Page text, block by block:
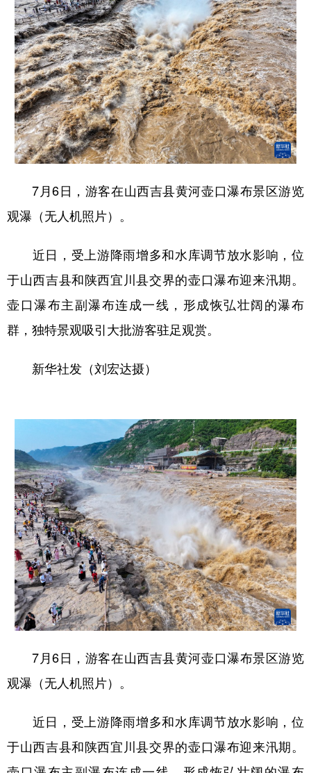
陕西 甘肃 青海 宁夏
新疆 内蒙古 黑龙江
多语种频道
English Español Français عربى
Русский язык 日本語 한국어
Deutsch Português
7月6日，游客在山西吉县黄河壶口瀑布景区游览
观瀑（无人机照片）。
近日，受上游降雨增多和水库调节放水影响，位
于山西吉县和陕西宜川县交界的壶口瀑布迎来汛期。
壶口瀑布主副瀑布连成一线，形成恢弘壮阔的瀑布
群，独特景观吸引大批游客驻足观赏。
新华社发（刘宏达摄）
7月6日，游客在山西吉县黄河壶口瀑布景区游览
观瀑（无人机照片）。
近日，受上游降雨增多和水库调节放水影响，位
于山西吉县和陕西宜川县交界的壶口瀑布迎来汛期。